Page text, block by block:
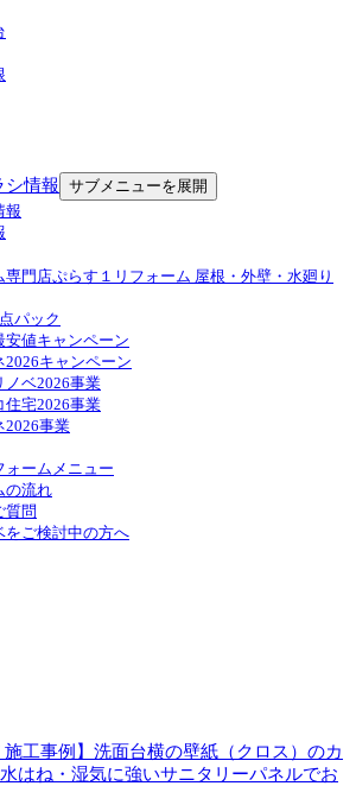
シ情報 サブメニューを展開
報
専門店ぷらす１リフォーム 屋根・外壁・水廻り
パック
安値キャンペーン
2026キャンペーン
ノベ2026事業
住宅2026事業
2026事業
ォームメニュー
の流れ
質問
をご検討中の方へ
施工事例】洗面台横の壁紙（クロス）のカ
はね・湿気に強いサニタリーパネルでお